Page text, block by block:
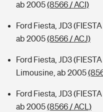
ab 2005(8566 / ACI)
Ford Fiesta, JD3
ab 2005(8566 / ACJ)
Ford Fiesta, JD3
Limousine, ab 2005
Ford Fiesta, JD3
ab 2005(8566 / ACL)